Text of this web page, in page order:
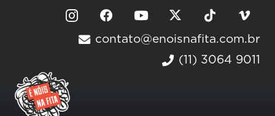
contato@enoisnafita.com.br
(11) 3064 9011